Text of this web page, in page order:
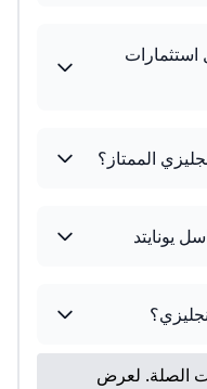
استثمارات
الممتاز؟
يونايتد
الصلة. لعرض